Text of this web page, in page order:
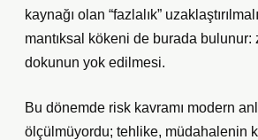
kaynağı olan “fazlalık”
mantıksal kökeni de burada bulunur:
dokunun yok edilmesi.
Bu dönemde risk kavramı modern
ölçülmüyordu; tehlike, müdahalenin